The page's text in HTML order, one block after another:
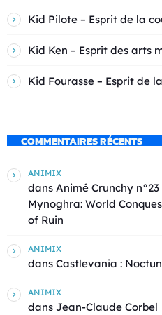
Kid Pilote – Esprit de la
Kid Ken – Esprit des arts
Kid Fourasse – Esprit de
COMMENTAIRES RÉCENTS
ANIMIX
dans Animé Crunchy
Mynoghra: World
of Ruin
ANIMIX
dans Castlevania :
ANIMIX
dans Jean-Claude Corbel